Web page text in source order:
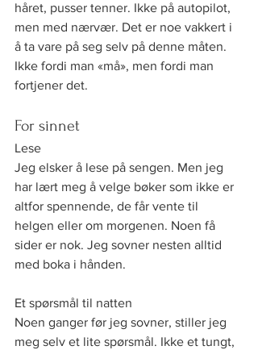
håret, pusser tenner. Ikke på autopilot,
men med nærvær. Det er noe vakkert i
å ta vare på seg selv på denne måten.
Ikke fordi man «må», men fordi man
fortjener det.
For sinnet
Lese
Jeg elsker å lese på sengen. Men jeg
har lært meg å velge bøker som ikke er
altfor spennende, de får vente til
helgen eller om morgenen. Noen få
sider er nok. Jeg sovner nesten alltid
med boka i hånden.
Et spørsmål til natten
Noen ganger før jeg sovner, stiller jeg
meg selv et lite spørsmål. Ikke et tungt,